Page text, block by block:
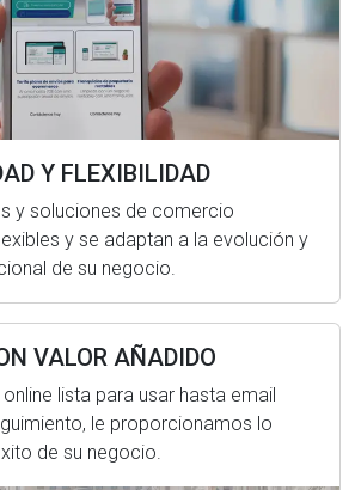
Y FLEXIBILIDAD
y soluciones de comercio
y se adaptan a la evolución y
de su negocio.
VALOR AÑADIDO
lista para usar hasta email
le proporcionamos lo
de su negocio.